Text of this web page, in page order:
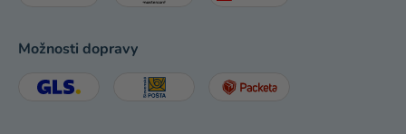
Možnosti dopravy